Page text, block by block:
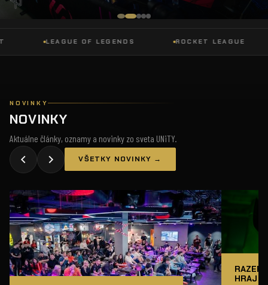
LEAGUE OF LEGENDS ROCKET LEAGUE
NOVINKY
NOVINKY
Aktuálne články, oznamy a novinky zo sveta UNiTY.
VŠETKY NOVINKY →
RAZER
HRAJ